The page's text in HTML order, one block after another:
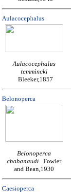
Aulacocephalus
Aulacocephalus
temmincki
Bleeker,1857
Belonoperca
Belonoperca
chabanaudi Fowler
and Bean,1930
Caesioperca